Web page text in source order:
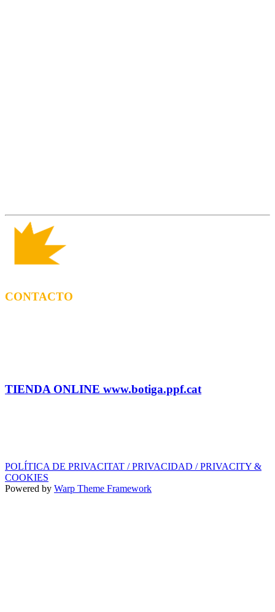
CONTACTO
TIENDA ONLINE www.botiga.ppf.cat
POLÍTICA DE PRIVACITAT / PRIVACIDAD / PRIVACITY &
COOKIES
Powered by Warp Theme Framework